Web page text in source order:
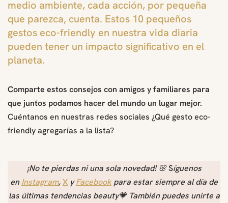
medio ambiente, cada acción, por pequeña
que parezca, cuenta. Estos 10 pequeños
gestos eco-friendly en nuestra vida diaria
pueden tener un impacto significativo en el
planeta.
Comparte estos consejos con amigos y familiares para
que juntos podamos hacer del mundo un lugar mejor.
Cuéntanos en nuestras redes sociales ¿Qué gesto eco-
friendly agregarías a la lista?
¡No te pierdas ni una sola novedad!🌸Síguenos
enInstagram,X yFacebook para estar siempre al día de
las últimas tendencias beauty💗 También puedes unirte a